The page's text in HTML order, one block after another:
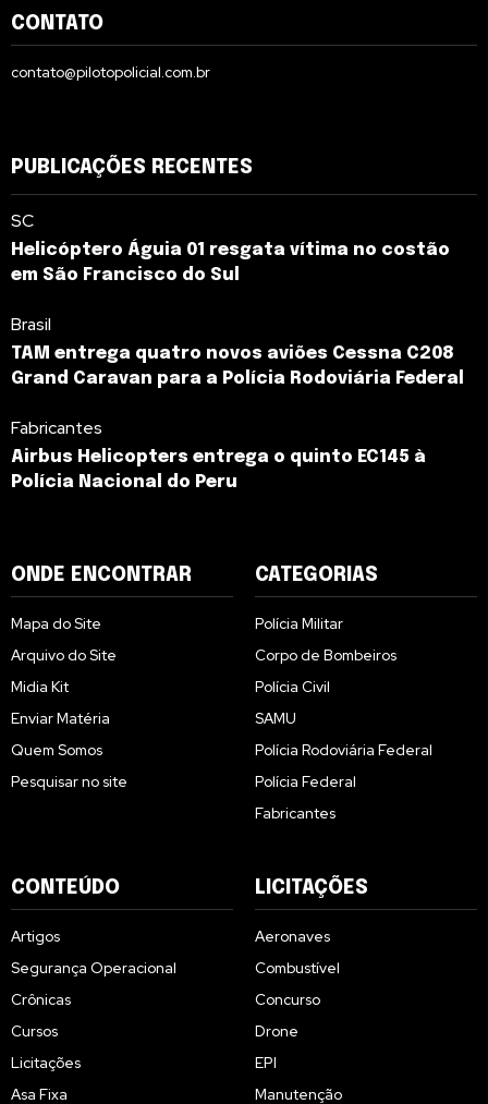
CONTATO
contato@pilotopolicial.com.br
PUBLICAÇÕES RECENTES
SC
Helicóptero Águia 01 resgata vítima no costão
em São Francisco do Sul
Brasil
TAM entrega quatro novos aviões Cessna C208
Grand Caravan para a Polícia Rodoviária Federal
Fabricantes
Airbus Helicopters entrega o quinto EC145 à
Polícia Nacional do Peru
ONDE ENCONTRAR
Mapa do Site
Arquivo do Site
Midia Kit
Enviar Matéria
Quem Somos
Pesquisar no site
CATEGORIAS
Polícia Militar
Corpo de Bombeiros
Polícia Civil
SAMU
Polícia Rodoviária Federal
Polícia Federal
Fabricantes
CONTEÚDO
Artigos
Segurança Operacional
Crônicas
Cursos
Licitações
Asa Fixa
LICITAÇÕES
Aeronaves
Combustível
Concurso
Drone
EPI
Manutenção